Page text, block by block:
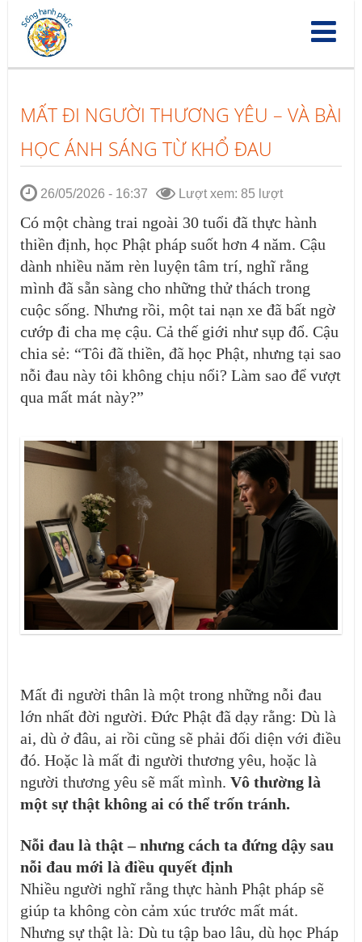
dung
MẤT ĐI NGƯỜI THƯƠNG YÊU – VÀ BÀI
HỌC ÁNH SÁNG TỪ KHỔ ĐAU
26/05/2026 - 16:37 Lượt xem: 85 lượt
Có một chàng trai ngoài 30 tuổi đã thực hành
thiền định, học Phật pháp suốt hơn 4 năm. Cậu
dành nhiều năm rèn luyện tâm trí, nghĩ rằng
mình đã sẵn sàng cho những thử thách trong
cuộc sống. Nhưng rồi, một tai nạn xe đã bất ngờ
cướp đi cha mẹ cậu. Cả thế giới như sụp đổ. Cậu
chia sẻ: “Tôi đã thiền, đã học Phật, nhưng tại sao
nỗi đau này tôi không chịu nổi? Làm sao để vượt
qua mất mát này?”
Mất đi người thân là một trong những nỗi đau
lớn nhất đời người. Đức Phật đã dạy rằng: Dù là
ai, dù ở đâu, ai rồi cũng sẽ phải đối diện với điều
đó. Hoặc là mất đi người thương yêu, hoặc là
người thương yêu sẽ mất mình. Vô thường là
một sự thật không ai có thể trốn tránh.
Nỗi đau là thật – nhưng cách ta đứng dậy sau
nỗi đau mới là điều quyết định
Nhiều người nghĩ rằng thực hành Phật pháp sẽ
giúp ta không còn cảm xúc trước mất mát.
Nhưng sự thật là: Dù tu tập bao lâu, dù học Pháp